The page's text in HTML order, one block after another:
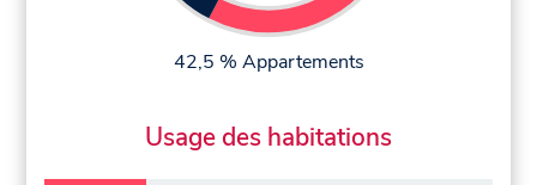
42,5 % Appartements
Usage des habitations